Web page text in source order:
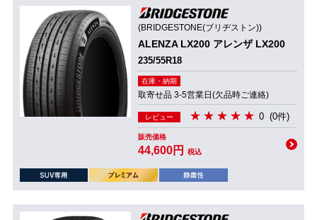
(BRIDGESTONE(ブリヂストン))
ALENZA LX200 アレンザ LX200
235/55R18
在庫・納期
取寄せ品 3-5営業日(欠品時ご連絡)
レビュー 0 (0件)
販売価格
44,600円 税込